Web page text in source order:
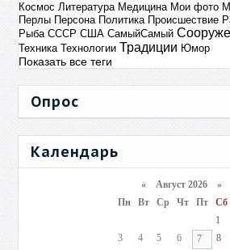
Космос Литература Медицина Мои фото
Перлы Персона Политика Происшествие
Рыба СССР США СамыйСамый
Техника Технологии Традиции Юмор
Показать все теги
Опрос
Календарь
«Август 2026 »
Пн
Вт Ср Чт Пт Сб
1
3
4 5 6 7 8